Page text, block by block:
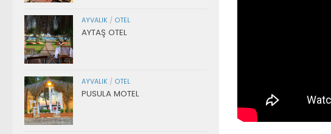
AYVALIK / OTEL
AYTAŞ OTEL
AYVALIK / OTEL
PUSULA MOTEL